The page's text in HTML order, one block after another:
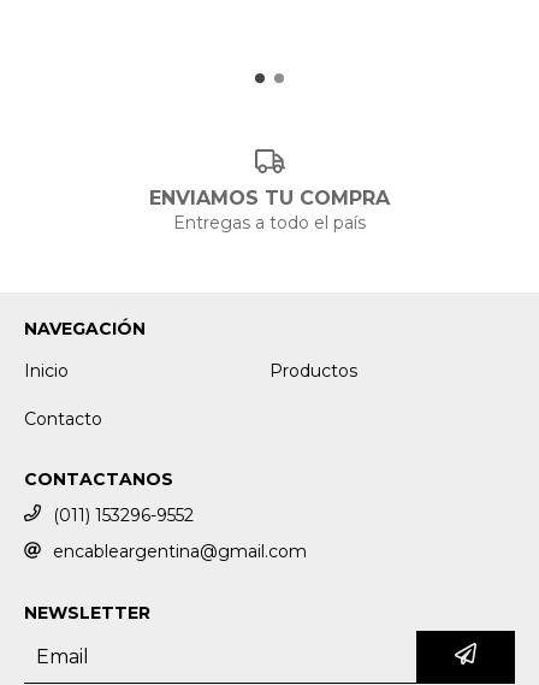
ENVIAMOS TU COMPRA
Entregas a todo el país
NAVEGACIÓN
Inicio
Productos
Contacto
CONTACTANOS
(011) 153296-9552
encableargentina@gmail.com
NEWSLETTER